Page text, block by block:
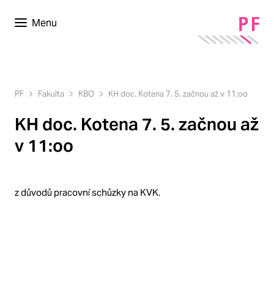
Menu
PF Fakulta KBO KH doc. Kotena 7. 5. začnou až v 11:oo
KH doc. Kotena 7. 5. začnou až
v 11:oo
z důvodů pracovní schůzky na KVK.